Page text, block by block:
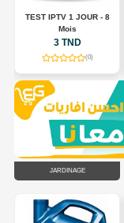
TEST IPTV 1 JOUR - 8
Mois
3 TND
(0)
JARDINAGE